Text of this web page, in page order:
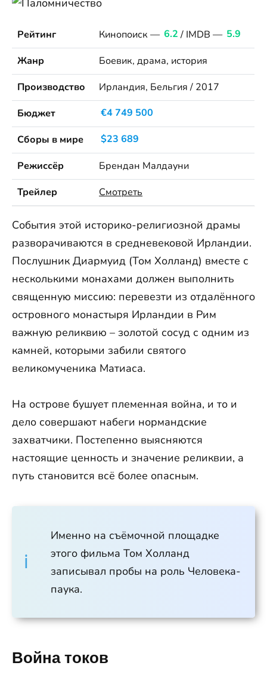
Рейтинг Кинопоиск — 6.2 / IMDB — 5.9
Жанр
Боевик, драма, история
Производство
Ирландия, Бельгия / 2017
Бюджет
€4 749 500
Сборы в мире
$23 689
Режиссёр
Брендан Малдауни
Трейлер
Смотреть
События этой историко-религиозной драмы
разворачиваются в средневековой Ирландии.
Послушник Диармуид (Том Холланд) вместе с
несколькими монахами должен выполнить
священную миссию: перевезти из отдалённого
островного монастыря Ирландии в Рим
важную реликвию – золотой сосуд с одним из
камней, которыми забили святого
великомученика Матиаса.
На острове бушует племенная война, и то и
дело совершают набеги нормандские
захватчики. Постепенно выясняются
настоящие ценность и значение реликвии, а
путь становится всё более опасным.
Именно на съёмочной площадке
этого фильма Том Холланд
записывал пробы на роль Человека-
паука.
Война токов